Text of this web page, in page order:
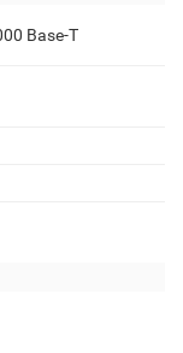
Base-T